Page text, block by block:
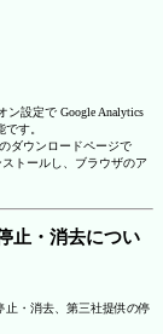
ン設定で Google Analytics
す。
ダウンロードページで
ストールし、ブラウザのア
止・消去につい
止・消去、第三社提供の停